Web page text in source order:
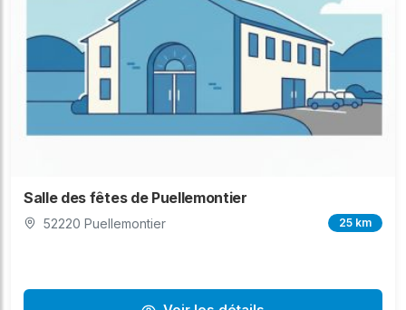
Salle des fêtes de Puellemontier
52220 Puellemontier 25 km